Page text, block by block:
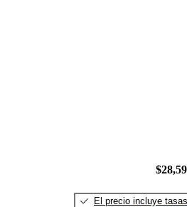
El precio incluye tasas